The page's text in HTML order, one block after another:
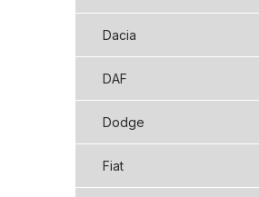
Dacia
DAF
Dodge
Fiat